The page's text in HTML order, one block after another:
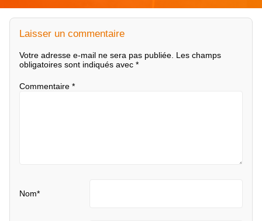
Laisser un commentaire
Votre adresse e-mail ne sera pas publiée. Les champs
obligatoires sont indiqués avec *
Commentaire *
Nom*